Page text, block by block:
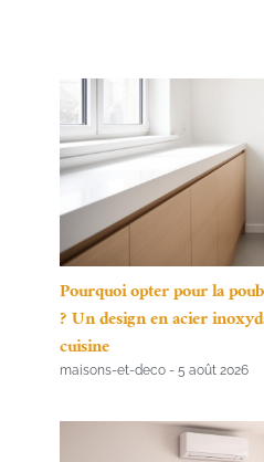
Pourquoi opter pour la
? Un design en acier
cuisine
maisons-et-deco 5 août 2026